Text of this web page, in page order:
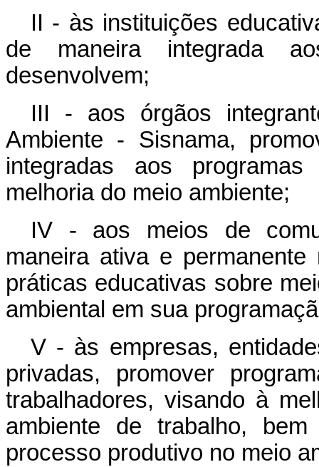
II - às instituições
de maneira integrada
desenvolvem;
III - aos órgãos
Ambiente - Sisnama,
integradas aos
melhoria do meio ambiente;
IV - aos meios de
maneira ativa e
práticas educativas sobre
ambiental em sua
V - às empresas,
privadas, promover
trabalhadores, visando à
ambiente de trabalho,
processo produtivo no meio